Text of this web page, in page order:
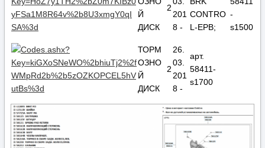
Й
ДИСК
2
201
8 -
CONTRO
L-EPB;
-
s1500
ТОРМ
ОЗНО
Й
ДИСК
2
26.
03.
201
8 -
арт.
58411-
s1700